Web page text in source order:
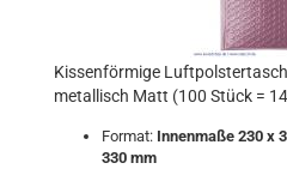
Kissenförmige
metallisch Matt (100 Stück =
Format: Innenmaße 230 x
330 mm